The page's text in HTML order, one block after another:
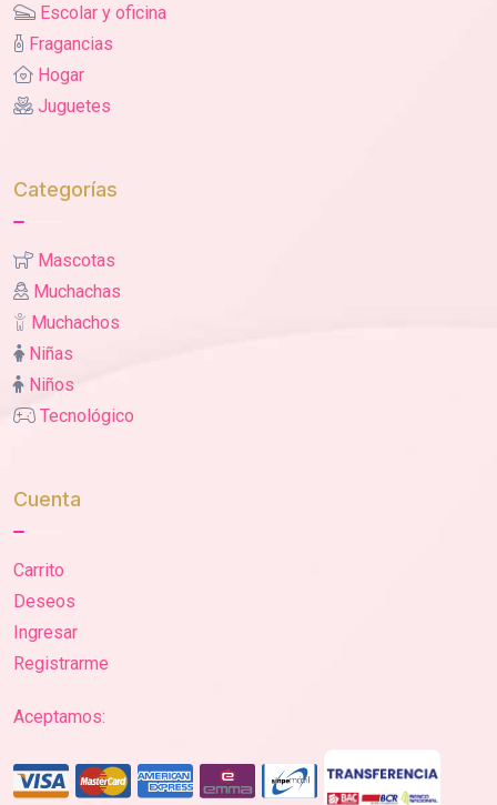
Escolar y oficina
Fragancias
Hogar
Juguetes
Categorías
Mascotas
Muchachas
Muchachos
Niñas
Niños
Tecnológico
Cuenta
Carrito
Deseos
Ingresar
Registrarme
Aceptamos: